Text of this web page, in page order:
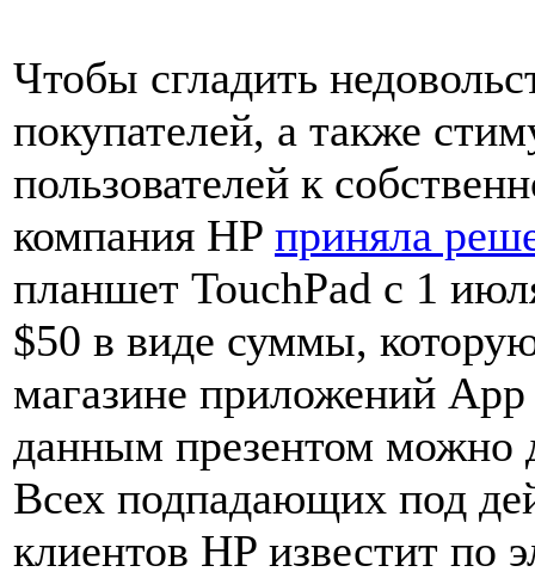
Чтобы сгладить
покупателей, а также
пользователей к
компания HP приняла
планшет TouchPad с 1
$50 в виде суммы,
магазине приложений
данным презентом можно
Всех подпадающих под
клиентов HP известит по